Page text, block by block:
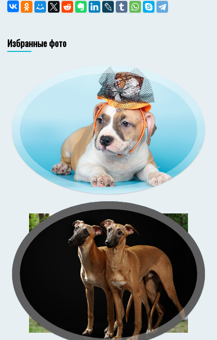
Избранные фото